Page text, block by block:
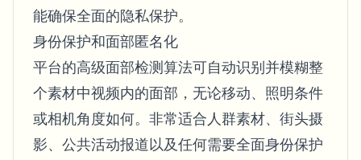
能确保全面的隐私保护。
身份保护和面部匿名化
平台的高级面部检测算法可自动识别并模糊整
个素材中视频内的面部，无论移动、照明条件
或相机角度如何。非常适合人群素材、街头摄
影、公共活动报道以及任何需要全面身份保护